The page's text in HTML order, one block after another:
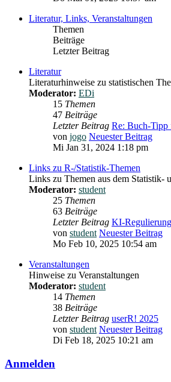
Literatur, Links, Veranstaltungen
Themen
Beiträge
Letzter Beitrag
Literatur
Literaturhinweise zu statistischen
Moderator: EDi
15 Themen
47 Beiträge
Letzter Beitrag Re: Buch-Tipp
von jogo Neuester Beitrag
Mi Jan 31, 2024 1:18 pm
Links zu R-/Statistik-Themen
Links zu Themen aus dem Statistik-
Moderator: student
25 Themen
63 Beiträge
Letzter Beitrag KI-Regulierung
von student Neuester Beitrag
Mo Feb 10, 2025 10:54 am
Veranstaltungen
Hinweise zu Veranstaltungen
Moderator: student
14 Themen
38 Beiträge
Letzter Beitrag userR! 2025
von student Neuester Beitrag
Di Feb 18, 2025 10:21 am
Anmelden